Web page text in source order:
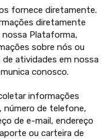
fornece diretamente.
diretamente
Plataforma,
sobre nós ou
atividades em nossa
conosco.
informações
número de telefone,
de e-mail, endereço
ou carteira de